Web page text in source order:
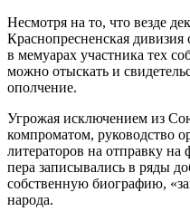
Несмотря на то, что везде
Краснопресненская дивизия
в мемуарах участника тех
можно отыскать и
ополчение.
Угрожая исключением из
компроматом, руководство
литераторов на отправку
пера записывались в ряды
собственную биографию,
народа.